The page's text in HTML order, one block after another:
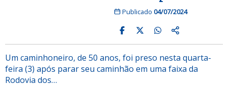
Publicado 04/07/2024
Um caminhoneiro, de 50 anos, foi preso nesta quarta-
feira (3) após parar seu caminhão em uma faixa da
Rodovia dos…